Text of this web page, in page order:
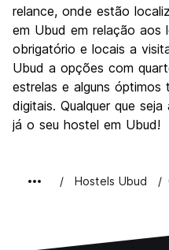
relance, onde estão
em Ubud em relação aos
obrigatório e locais a
Ubud a opções com
estrelas e alguns óptimos
digitais. Qualquer que
já o seu hostel em Ubud!
Hostels Ubud